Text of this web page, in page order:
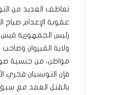
تعاطف العديد من
رئيس الجمهورية
ولاية القيروان
مواطن، من جنسية
فإن التونسيان
بالقتل العمد مع سبق